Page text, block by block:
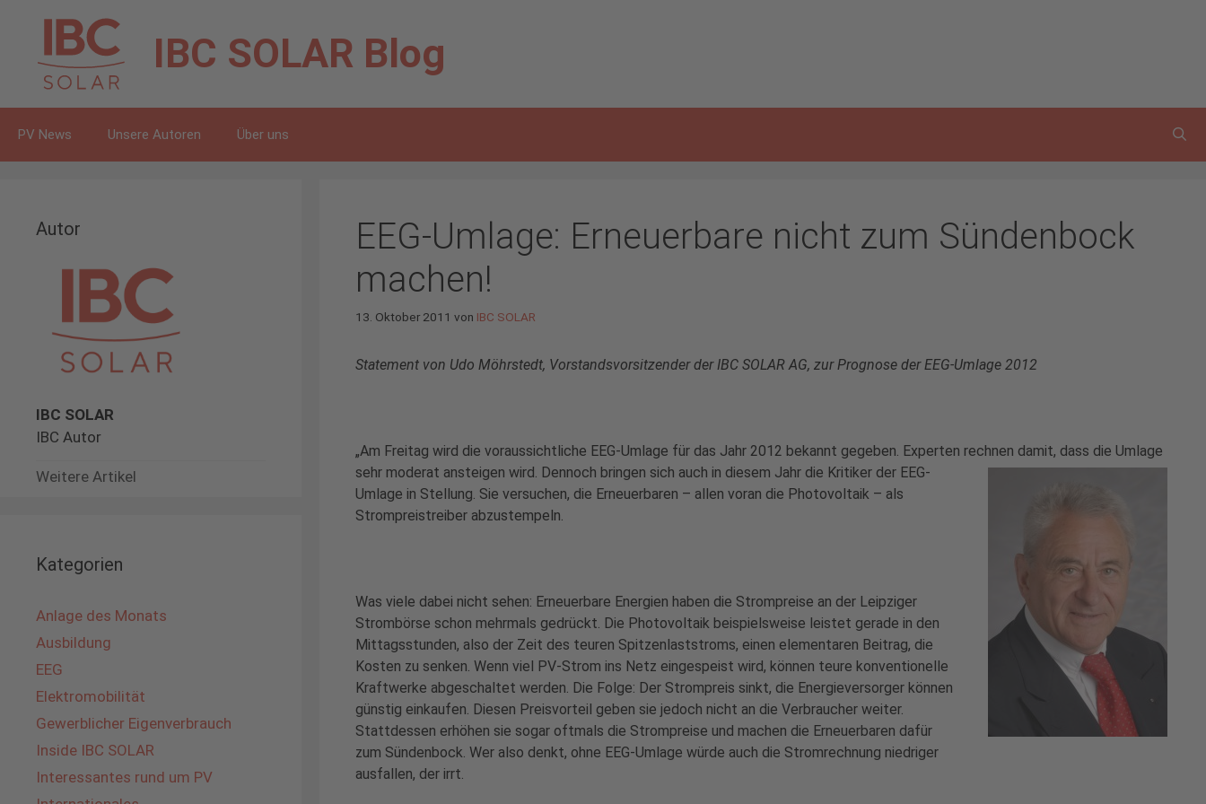
springen
IBC SOLAR Blog
PV News Unsere Autoren Über uns
EEG-Umlage: Erneuerbare nicht zum Sündenbock
machen!
13. Oktober 2011 von IBC SOLAR
Statement von Udo Möhrstedt, Vorstandsvorsitzender der IBC SOLAR AG, zur Prognose der EEG-Umlage 2012
„Am Freitag wird die voraussichtliche EEG-Umlage für das Jahr 2012 bekannt gegeben. Experten rechnen damit, dass die Umlage
sehr moderat ansteigen wird. Dennoch bringen sich auch in diesem Jahr die Kritiker der EEG-
Umlage in Stellung. Sie versuchen, die Erneuerbaren – allen voran die Photovoltaik – als
Strompreistreiber abzustempeln.
Was viele dabei nicht sehen: Erneuerbare Energien haben die Strompreise an der Leipziger
Strombörse schon mehrmals gedrückt. Die Photovoltaik beispielsweise leistet gerade in den
Mittagsstunden, also der Zeit des teuren Spitzenlaststroms, einen elementaren Beitrag, die
Kosten zu senken. Wenn viel PV-Strom ins Netz eingespeist wird, können teure konventionelle
Kraftwerke abgeschaltet werden. Die Folge: Der Strompreis sinkt, die Energieversorger können
günstig einkaufen. Diesen Preisvorteil geben sie jedoch nicht an die Verbraucher weiter.
Stattdessen erhöhen sie sogar oftmals die Strompreise und machen die Erneuerbaren dafür
zum Sündenbock. Wer also denkt, ohne EEG-Umlage würde auch die Stromrechnung niedriger
ausfallen, der irrt.
Autor
IBC SOLAR
IBC Autor
Weitere Artikel
Kategorien
Anlage des Monats
Ausbildung
EEG
Elektromobilität
Gewerblicher Eigenverbrauch
Inside IBC SOLAR
Interessantes rund um PV